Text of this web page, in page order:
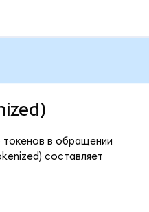
токенов в обращении
составляет